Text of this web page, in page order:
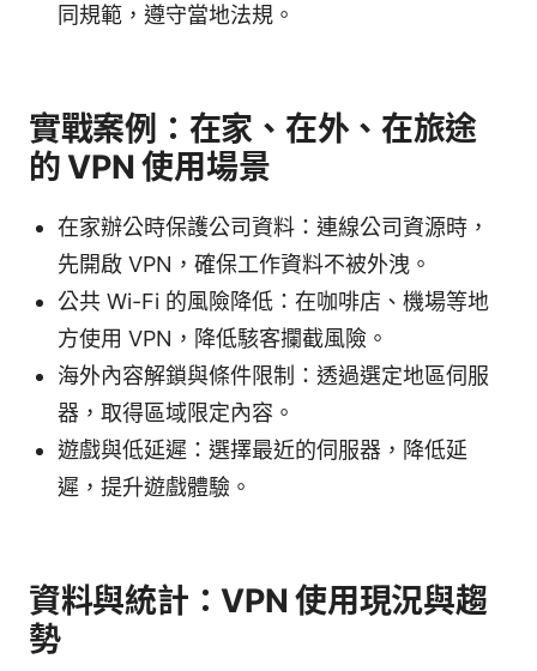
同規範，遵守當地法規。
實戰案例：在家、在外、在旅途
的 VPN 使用場景
在家辦公時保護公司資料：連線公司資源時，
先開啟 VPN，確保工作資料不被外洩。
公共 Wi-Fi 的風險降低：在咖啡店、機場等地
方使用 VPN，降低駭客攔截風險。
海外內容解鎖與條件限制：透過選定地區伺服
器，取得區域限定內容。
遊戲與低延遲：選擇最近的伺服器，降低延
遲，提升遊戲體驗。
資料與統計：VPN 使用現況與趨
勢